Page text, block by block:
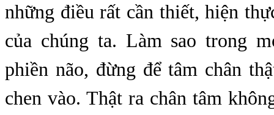
những điều rất cần thiết, hiện
của chúng ta. Làm sao trong
phiền não, đừng để tâm chân
chen vào. Thật ra chân tâm